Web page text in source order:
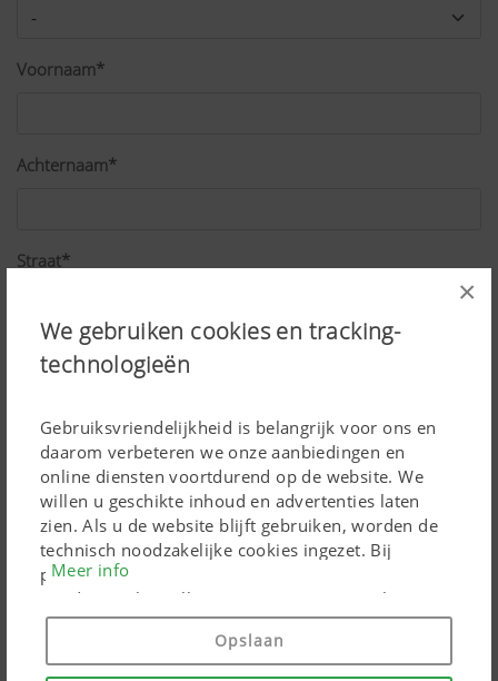
×
We gebruiken cookies en tracking-
technologieën
Gebruiksvriendelijkheid is belangrijk voor ons en
daarom verbeteren we onze aanbiedingen en
online diensten voortdurend op de website. We
willen u geschikte inhoud en advertenties laten
zien. Als u de website blijft gebruiken, worden de
technisch noodzakelijke cookies ingezet. Bij
persoonsgebonden Google Marketing-producten
worden cookies alleen ingezet, wanneer u hiervoor
toestemming heeft gegeven ("Alles toestaan"). U
kunt bovendien de instellingen wijzigen met behulp
van de selectievakjes.
Meer info
Opslaan
Voornaam*
Achternaam*
Straat*
Postcode*
Plaats*
Land*